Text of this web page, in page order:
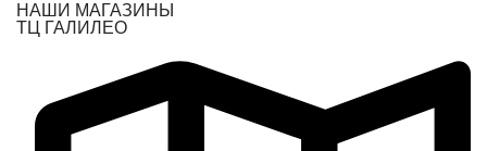
НАШИ МАГАЗИНЫ
ТЦ ГАЛИЛЕО